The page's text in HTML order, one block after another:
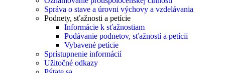
Správa o stave a úrovni výchovy a vzdelávania
Podnety, sťažnosti a petície
Informácie k sťažnostiam
Podávanie podnetov, sťažností a petícii
Vybavené petície
Sprístupnenie informácií
Užitočné odkazy